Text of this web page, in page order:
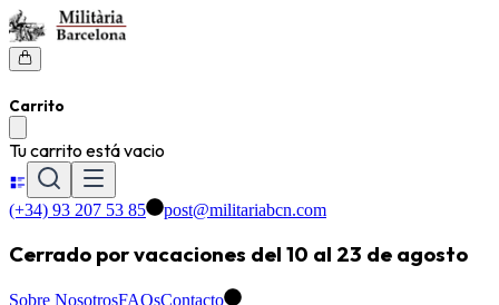
Carrito
Tu carrito está vacio
(+34) 93 207 53 85 post@militariabcn.com
Cerrado por vacaciones del 10 al 23 de agosto
Sobre NosotrosFAQsContacto